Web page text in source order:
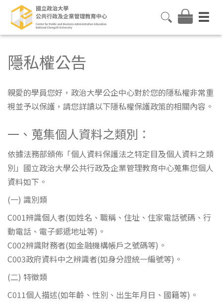
隱私權公告
親愛的學員您好，政治大學公企中心對於您的隱私權非常重
視並予以保護，請您詳讀以下隱私權保護政策的相關內容。
一、蒐集個人資料之類別：
依據法務部頒佈「個人資料保護法之特定目及個人資料之類
別」國立政治大學公共行政及企業管理教育中心蒐集您個人
資料如下。
(一) 識別類
C001辨識個人者(如姓名、職稱、住址、住家電話號碼、行
動電話、電子郵遞地址等)。
C002辨識財務者(如金融機構帳戶之號碼等)。
C003政府資料中之辨識者(如身分證統一編號等)。
(二) 特徵類
C011個人描述(如年齡、性別、出生年月日、國籍等)。